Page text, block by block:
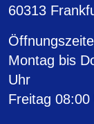
60313
Montag bis
Uhr
Freitag